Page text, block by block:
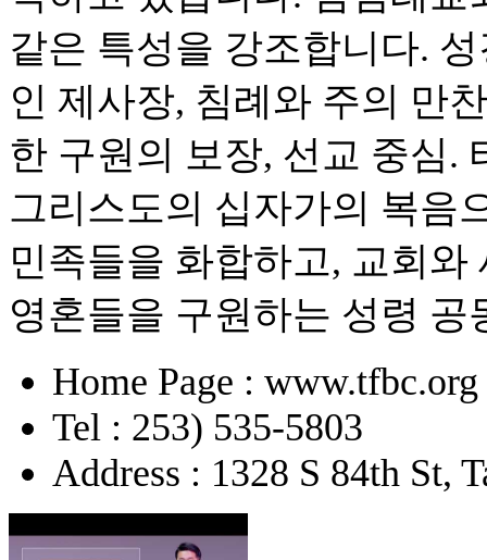
같은 특성을 강조합니다.
인 제사장, 침례와 주의 만
한 구원의 보장, 선교 중심.
그리스도의 십자가의 복음
민족들을 화합하고, 교회
영혼들을 구원하는 성령 공
Home Page : www.tfbc.org
Tel : 253) 535-5803
Address : 1328 S 84th St,